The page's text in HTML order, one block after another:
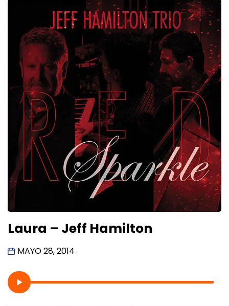
Laura – Jeff Hamilton
MAYO 28, 2014